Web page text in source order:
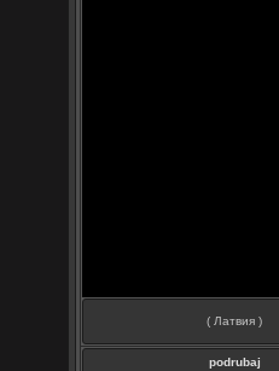
( Латвия )
podrubaj